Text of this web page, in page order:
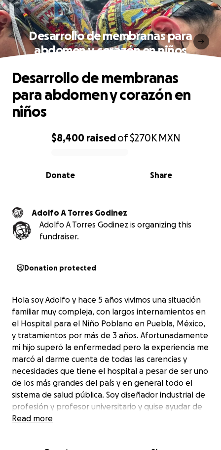
Desarrollo de membranas para
abdomen y corazón en niños
0% complete
$8,400 raisedof$270K MXN
Share
Donate
Desarrollo de membranas
para abdomen y corazón en
niños
Adolfo A Torres Godinez
Adolfo A Torres Godinez is organizing this
fundraiser.
Donation protected
Hola soy Adolfo y hace 5 años vivimos una situación
familiar muy compleja, con largos internamientos en
el Hospital para el Niño Poblano en Puebla, México,
y tratamientos por más de 3 años. Afortunadamente
mi hijo superó la enfermedad pero la experiencia me
marcó al darme cuenta de todas las carencias y
necesidades que tiene el hospital a pesar de ser uno
de los más grandes del país y en general todo el
sistema de salud pública. Soy diseñador industrial de
profesión y profesor universitario y quise ayudar de
alguna forma, así que me puse en contacto con los
Read more